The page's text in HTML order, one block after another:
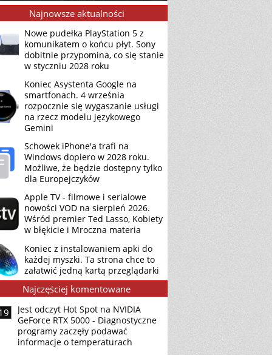
Najnowsze aktualności
Nowe pudełka PlayStation 5 z
komunikatem o końcu płyt. Sony
dobitnie przypomina, co się stanie
w styczniu 2028 roku
Koniec Asystenta Google na
smartfonach. 4 września
rozpocznie się wygaszanie usługi
na rzecz modelu językowego
Gemini
Schowek iPhone'a trafi na
Windows dopiero w 2028 roku.
Możliwe, że będzie dostępny tylko
dla Europejczyków
Apple TV - filmowe i serialowe
nowości VOD na sierpień 2026.
Wśród premier Ted Lasso, Kobiety
w błękicie i Mroczna materia
Koniec z instalowaniem apki do
każdej myszki. Ta strona chce to
załatwić jedną kartą przeglądarki
Najczęściej komentowane
Jest odczyt Hot Spot na NVIDIA
GeForce RTX 5000 - Diagnostyczne
programy zaczęły podawać
informacje o temperaturach